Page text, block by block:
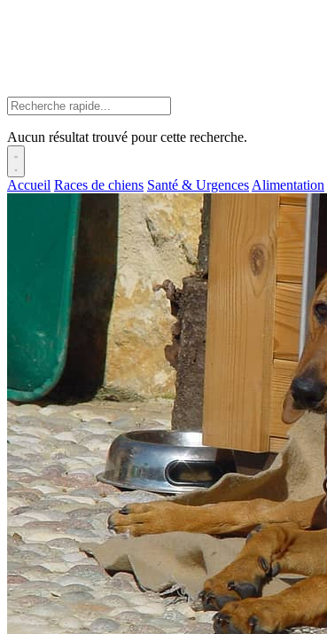
Aucun résultat trouvé pour cette recherche.
Accueil Races de chiens Santé & Urgences Alimentation